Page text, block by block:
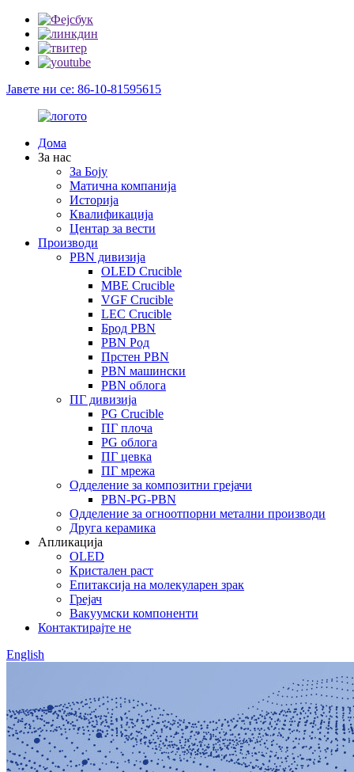
Јавете ни се: 86-10-81595615
Дома
За нас
За Боју
Матична компанија
Историја
Квалификација
Центар за вести
Производи
PBN дивизија
OLED Crucible
MBE Crucible
VGF Crucible
LEC Crucible
Брод PBN
PBN Род
Прстен PBN
PBN машински
PBN облога
ПГ дивизија
PG Crucible
ПГ плоча
PG облога
ПГ цевка
ПГ мрежа
Одделение за композитни грејачи
PBN-PG-PBN
Одделение за огноотпорни метални производи
Друга керамика
Апликација
OLED
Кристален раст
Епитаксија на молекуларен зрак
Грејач
Вакуумски компоненти
Контактирајте не
English